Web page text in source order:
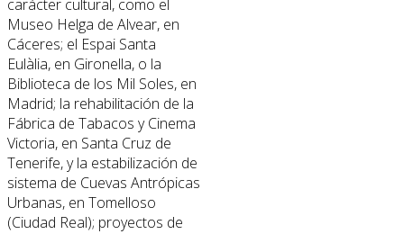
carácter cultural, como el
Museo Helga de Alvear, en
Cáceres; el Espai Santa
Eulàlia, en Gironella, o la
Biblioteca de los Mil Soles, en
Madrid; la rehabilitación de la
Fábrica de Tabacos y Cinema
Victoria, en Santa Cruz de
Tenerife, y la estabilización de
sistema de Cuevas Antrópicas
Urbanas, en Tomelloso
(Ciudad Real); proyectos de